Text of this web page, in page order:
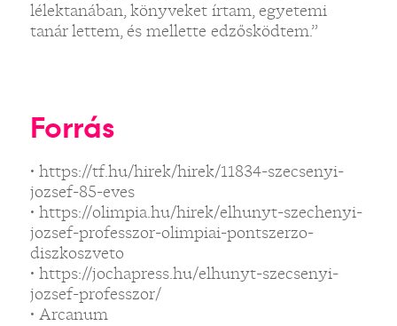
lélektanában, könyveket írtam, egyetemi
tanár lettem, és mellette edzősködtem.”
Forrás
• https://tf.hu/hirek/hirek/11834-szecsenyi-
jozsef-85-eves
• https://olimpia.hu/hirek/elhunyt-szechenyi-
jozsef-professzor-olimpiai-pontszerzo-
diszkoszveto
• https://jochapress.hu/elhunyt-szecsenyi-
jozsef-professzor/
• Arcanum